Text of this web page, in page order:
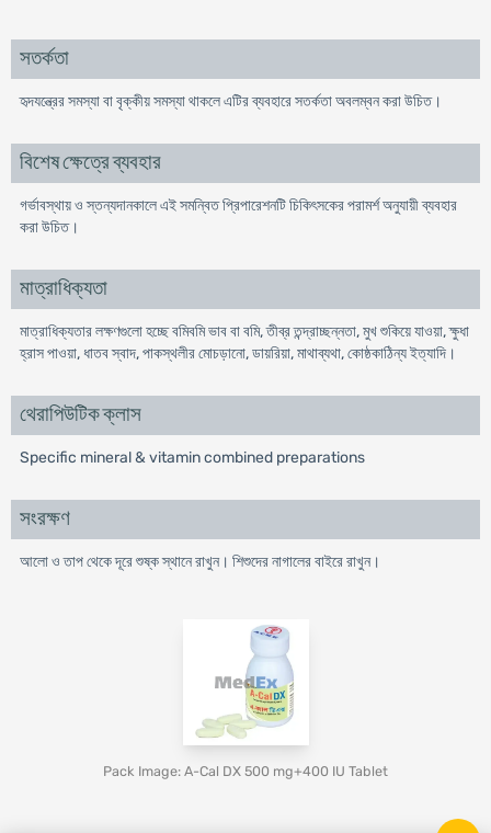
সতর্কতা
হৃদযন্ত্রের সমস্যা বা বৃক্কীয় সমস্যা থাকলে এটির ব্যবহারে সতর্কতা অবলম্বন করা উচিত।
বিশেষ ক্ষেত্রে ব্যবহার
গর্ভাবস্থায় ও স্তন্যদানকালে এই সমন্বিত প্রিপারেশনটি চিকিৎসকের পরামর্শ অনুযায়ী ব্যবহার
করা উচিত।
মাত্রাধিক্যতা
মাত্রাধিক্যতার লক্ষণগুলো হচ্ছে বমিবমি ভাব বা বমি, তীব্র তন্দ্রাচ্ছন্নতা, মুখ শুকিয়ে যাওয়া, ক্ষুধা
হ্রাস পাওয়া, ধাতব স্বাদ, পাকস্থলীর মোচড়ানো, ডায়রিয়া, মাথাব্যথা, কোষ্ঠকাঠিন্য ইত্যাদি।
থেরাপিউটিক ক্লাস
Specific mineral & vitamin combined preparations
সংরক্ষণ
আলো ও তাপ থেকে দূরে শুষ্ক স্থানে রাখুন। শিশুদের নাগালের বাইরে রাখুন।
Pack Image: A-Cal DX 500 mg+400 IU Tablet